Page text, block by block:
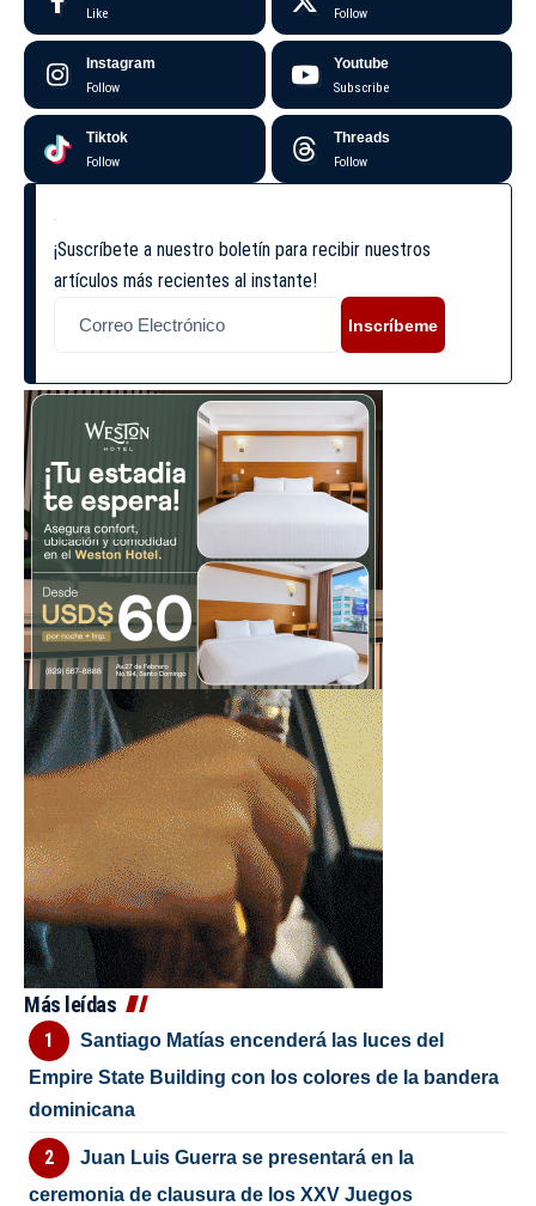
Like Follow
Instagram
Follow
Youtube
Subscribe
Tiktok
Follow
Threads
Follow
¡Suscríbete a nuestro boletín para recibir nuestros
artículos más recientes al instante!
Inscríbeme
Más leídas
Santiago Matías encenderá las luces del
Empire State Building con los colores de la bandera
dominicana
Juan Luis Guerra se presentará en la
ceremonia de clausura de los XXV Juegos